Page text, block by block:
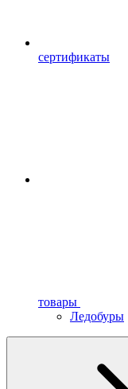
сертификаты
товары
Ледобуры